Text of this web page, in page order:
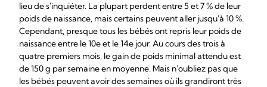
lieu de s'inquiéter. La plupart perdent entre 5 et 7 % de leur
poids de naissance, mais certains peuvent aller jusqu'à 10 %.
Cependant, presque tous les bébés ont repris leur poids de
naissance entre le 10e et le 14e jour. Au cours des trois à
quatre premiers mois, le gain de poids minimal attendu est
de 150 g par semaine en moyenne. Mais n'oubliez pas que
les bébés peuvent avoir des semaines où ils grandiront très